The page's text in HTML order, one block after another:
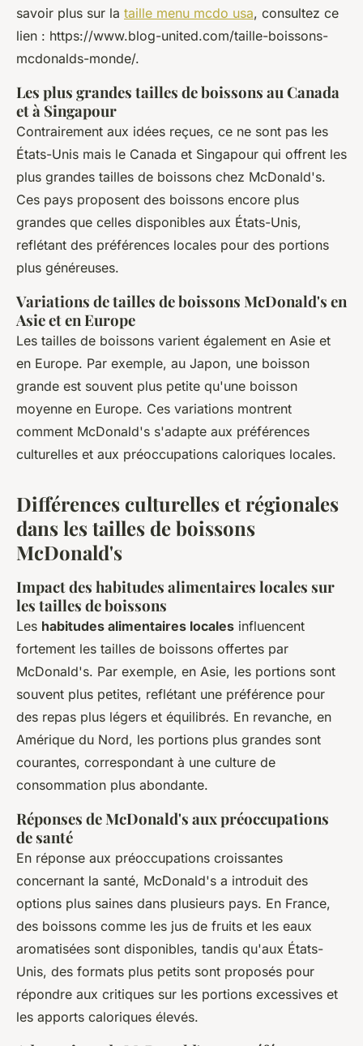
savoir plus sur la taille menu mcdo usa, consultez ce
lien : https://www.blog-united.com/taille-boissons-
mcdonalds-monde/.
Les plus grandes tailles de boissons au Canada
et à Singapour
Contrairement aux idées reçues, ce ne sont pas les
États-Unis mais le Canada et Singapour qui offrent les
plus grandes tailles de boissons chez McDonald's.
Ces pays proposent des boissons encore plus
grandes que celles disponibles aux États-Unis,
reflétant des préférences locales pour des portions
plus généreuses.
Variations de tailles de boissons McDonald's en
Asie et en Europe
Les tailles de boissons varient également en Asie et
en Europe. Par exemple, au Japon, une boisson
grande est souvent plus petite qu'une boisson
moyenne en Europe. Ces variations montrent
comment McDonald's s'adapte aux préférences
culturelles et aux préoccupations caloriques locales.
Différences culturelles et régionales
dans les tailles de boissons
McDonald's
Impact des habitudes alimentaires locales sur
les tailles de boissons
Les habitudes alimentaires locales influencent
fortement les tailles de boissons offertes par
McDonald's. Par exemple, en Asie, les portions sont
souvent plus petites, reflétant une préférence pour
des repas plus légers et équilibrés. En revanche, en
Amérique du Nord, les portions plus grandes sont
courantes, correspondant à une culture de
consommation plus abondante.
Réponses de McDonald's aux préoccupations
de santé
En réponse aux préoccupations croissantes
concernant la santé, McDonald's a introduit des
options plus saines dans plusieurs pays. En France,
des boissons comme les jus de fruits et les eaux
aromatisées sont disponibles, tandis qu'aux États-
Unis, des formats plus petits sont proposés pour
répondre aux critiques sur les portions excessives et
les apports caloriques élevés.